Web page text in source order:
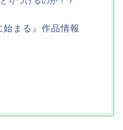
始まる』作品情報